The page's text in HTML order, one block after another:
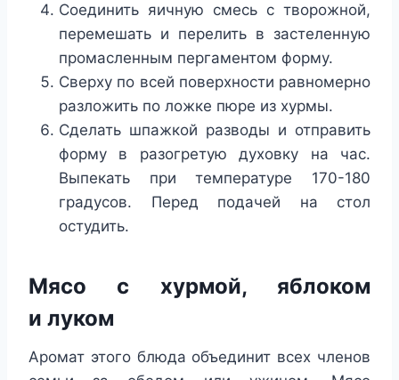
Соединить яичную смесь с творожной,
перемешать и перелить в застеленную
промасленным пергаментом форму.
Сверху по всей поверхности равномерно
разложить по ложке пюре из хурмы.
Сделать шпажкой разводы и отправить
форму в разогретую духовку на час.
Выпекать при температуре 170-180
градусов. Перед подачей на стол
остудить.
Мясо с хурмой, яблоком
и луком
Аромат этого блюда объединит всех членов